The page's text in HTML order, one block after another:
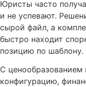
Юристы часто
и не успевают.
сырой файл, а
быстро находит
позицию по шаблону.
С ценообразованием
конфигурацию,